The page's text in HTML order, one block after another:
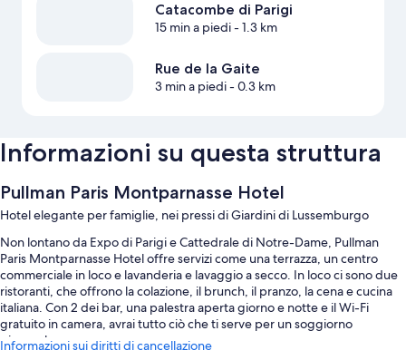
Catacombe di Parigi
15 min a piedi- 1.3 km
Rue de la Gaite
3 min a piedi- 0.3 km
Informazioni su questa struttura
Pullman Paris Montparnasse Hotel
Hotel elegante per famiglie, nei pressi di Giardini di Lussemburgo
Non lontano da Expo di Parigi e Cattedrale di Notre-Dame, Pullman
Paris Montparnasse Hotel offre servizi come una terrazza, un centro
commerciale in loco e lavanderia e lavaggio a secco. In loco ci sono due
ristoranti, che offrono la colazione, il brunch, il pranzo, la cena e cucina
italiana. Con 2 dei bar, una palestra aperta giorno e notte e il Wi-Fi
gratuito in camera, avrai tutto ciò che ti serve per un soggiorno
piacevole.
Informazioni sui diritti di cancellazione